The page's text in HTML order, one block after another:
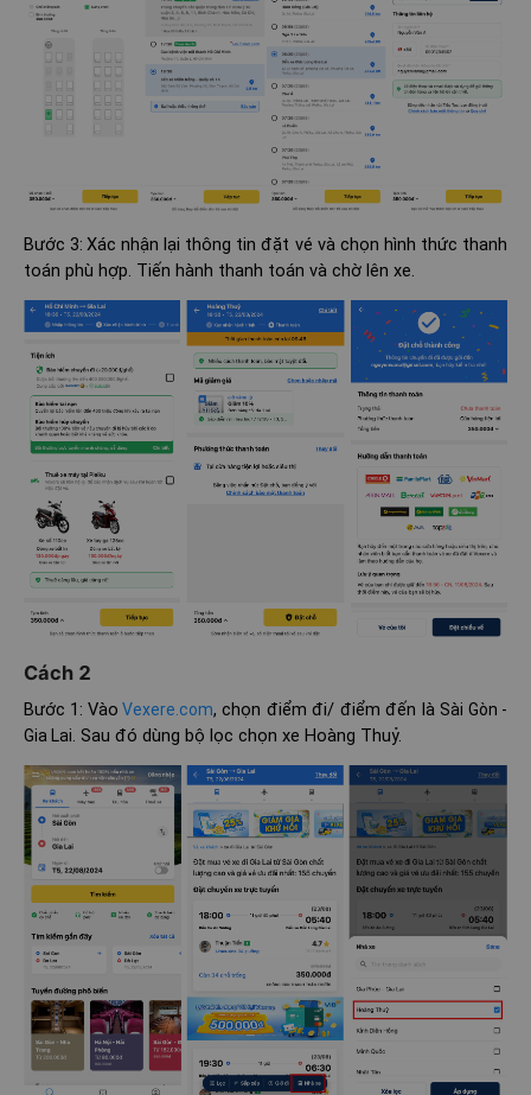
Bước 3: Xác nhận lại thông tin đặt vé và chọn hình thức thanh
toán phù hợp. Tiến hành thanh toán và chờ lên xe.
Cách 2
Bước 1: Vào Vexere.com, chọn điểm đi/ điểm đến là Sài Gòn -
Gia Lai. Sau đó dùng bộ lọc chọn xe Hoàng Thuỷ.